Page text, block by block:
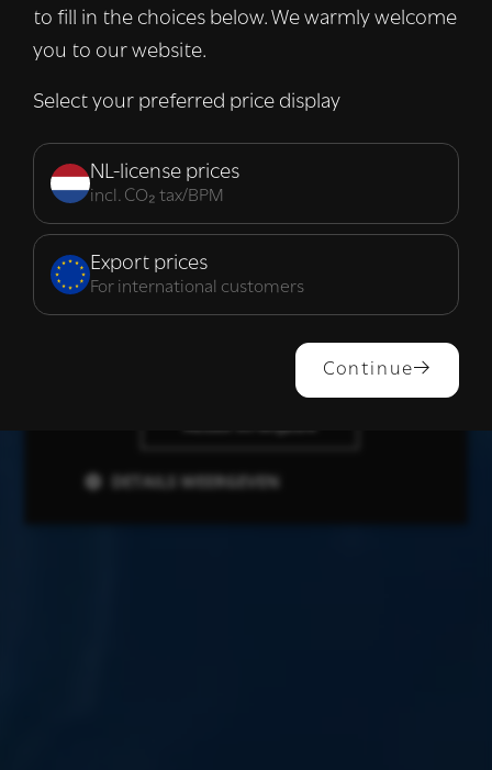
to fill in the choices below. We warmly welcome
you to our website.
Select your preferred price display
NL-license prices
incl. CO₂ tax/BPM
Export prices
For international customers
Continue
die deze kunnen combineren met andere
informatie die u aan hen heeft verstrekt of
van hun diensten. Lees verder
Strikt
noodzakelijk
Prestatie Targeting
ALLES ACCEPTEREN
DETAILS WEERGEVEN